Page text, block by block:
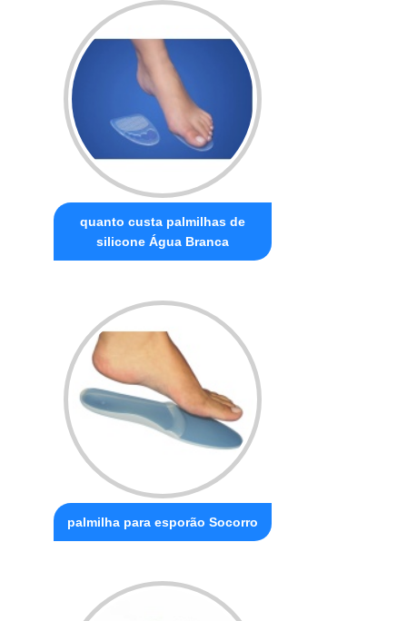
quanto custa palmilhas de
silicone Água Branca
palmilha para esporão Socorro